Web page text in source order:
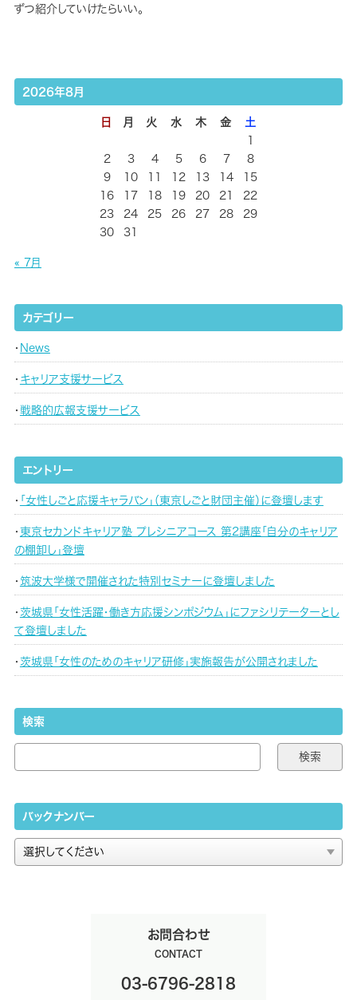
2026年8月
日 月 火 水 木 金
土
2
3 4 5 6 7
8
9
10 12 13 14
15
16
17 18 19 20 21
22
23
24 25 26 27 28
29
30
31
« 7月
カテゴリー
News
キャリア支援サービス
戦略的広報支援サービス
エントリー
「女性しごと応援キャラバン」（東京しごと財団主催）に登壇します
東京セカンドキャリア塾 プレシニアコース 第2講座「自分のキャリア
の棚卸し」登壇
筑波大学様で開催された特別セミナーに登壇しました
茨城県「女性活躍・働き方応援シンポジウム」にファシリテーターとし
て登壇しました
茨城県「女性のためのキャリア研修」実施報告が公開されました
検索
バックナンバー
ずつ紹介していけたらいい。
お問合わせ
CONTACT
03-6796-2818